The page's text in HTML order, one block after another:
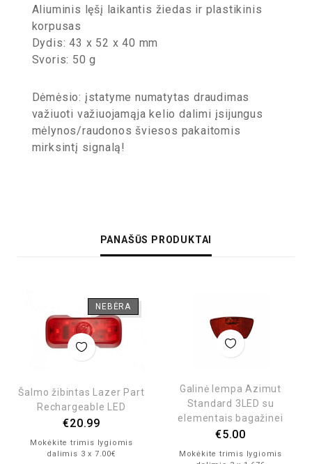
Aliuminis lęšį laikantis žiedas ir plastikinis
korpusas
Dydis: 43 x 52 x 40 mm
Svoris: 50 g
Dėmėsio: įstatyme numatytas draudimas
važiuoti važiuojamąja kelio dalimi įsijungus
mėlynos/raudonos šviesos pakaitomis
mirksintį signalą!
PANAŠŪS PRODUKTAI
NEBĖRA
Šalmo žibintas Lazer Part
Rechargeable LED
€20.99
Mokėkite trimis lygiomis
dalimis 3 x 7.00€
Galinė lempa Azimut
Standard 3LED su
elementais bagažinei
€5.00
Mokėkite trimis lygiomis